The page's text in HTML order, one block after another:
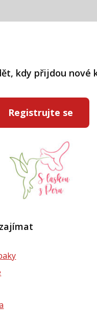
kdy přijdou nové
Registrujte se